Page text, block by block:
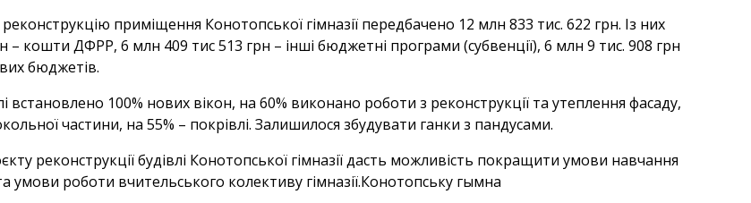
приміщення Конотопської гімназії передбачено 12 млн 833 тис. 622 грн. Із них
– кошти ДФРР, 6 млн 409 тис 513 грн – інші бюджетні програми (субвенції), 6 млн 9 тис. 908 грн
бюджетів.
встановлено 100% нових вікон, на 60% виконано роботи з реконструкції та утеплення фасаду,
частини, на 55% – покрівлі. Залишилося збудувати ганки з пандусами.
реконструкції будівлі Конотопської гімназії дасть можливість покращити умови навчання
умови роботи вчительського колективу гімназії.Конотопську гымна